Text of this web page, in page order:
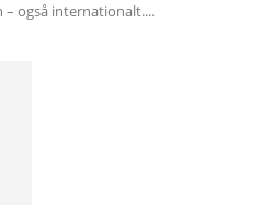
også internationalt....